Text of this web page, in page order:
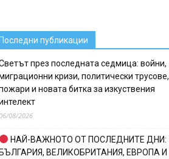
публикации
през последната седмица: войни,
кризи, политически трусове,
и новата битка за изкуствения
08/2026
НАЙ-ВАЖНОТО ОТ ПОСЛЕДНИТЕ ДНИ:
ВЕЛИКОБРИТАНИЯ, ЕВРОПА И